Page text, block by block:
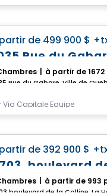
de 499 900 $
Rue du
à partir de 1672
Rue du Gabare, Ville de
Via Capitale Équipe
de 392 900 $
boulevard
à partir de 993